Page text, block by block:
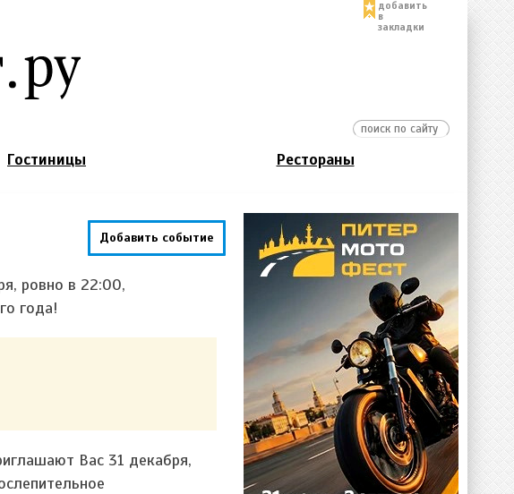
добавить
в
закладки
Гостиницы Рестораны
Добавить событие
ровно в 22:00,
года!
Вас 31 декабря,